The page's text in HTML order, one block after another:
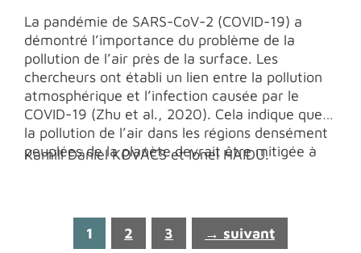
La pandémie de SARS-CoV-2 (COVID-19) a
démontré l’importance du problème de la
pollution de l’air près de la surface. Les
chercheurs ont établi un lien entre la pollution
atmosphérique et l’infection causée par le
COVID-19 (Zhu et al., 2020). Cela indique que
la pollution de l’air dans les régions densément
peuplées de la planète devrait être mitigée à
pollution atmosphérique. Concernant la région
Grand Est, ce rapport présente les principaux
Kamill Dániel KOVÁCS et Ionel HAIDU.
Page
1 Page
2 Page
3 → suivant